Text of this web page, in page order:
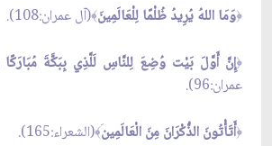
﴿وَمَا اللهُ يُرِيدُ ظُلْمًا لِلْعَالَمِينَ﴾(آل عمران:108).
﴿إِنَّ أَوَّلَ بَيْت وُضِعَ لِلنَّاسِ لَلَّذِي بِبَكَّةَ مُبَارَكًا
عمران:96).
﴿أَتَأْتُونَ الذُّكْرَانَ مِنَ الْعَالَمِين﴾(الشعراء:165).